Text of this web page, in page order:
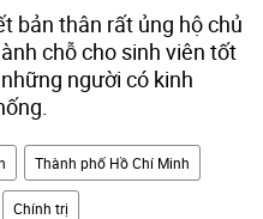
bản thân rất ủng hộ chủ
chỗ cho sinh viên tốt
người có kinh
Thành phố Hồ Chí Minh
Chính trị